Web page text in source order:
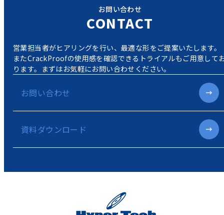
お問い合わせ
CONTACT
営業担当者がヒアリングを行い、最適な形をご提案いたします。
またCrackProofの使用感を確認できるトライアルもご用意して
ります。 まずはお気軽にお問い合わせください。
お問い合わせ
資料ダウンロード